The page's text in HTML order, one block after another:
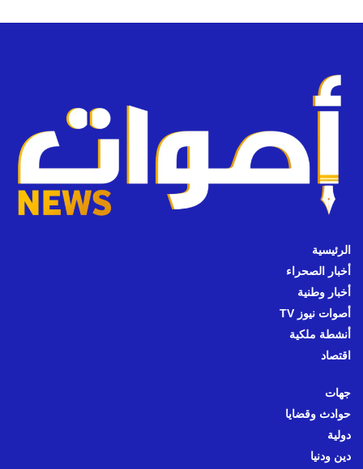
الرئيسية
أخبار الصحراء
أخبار وطنية
أصوات نيوز TV
أنشطة ملكية
اقتصاد
جهات
حوادث وقضايا
دولية
دين ودنيا